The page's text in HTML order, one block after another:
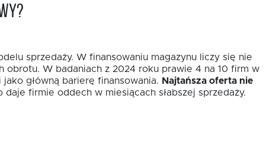
sprzedaży. W finansowaniu magazynu liczy się nie
obrotu. W badaniach z 2024 roku prawie 4 na 10 firm w
główną barierę finansowania. Najtańsza oferta nie
firmie oddech w miesiącach słabszej sprzedaży.